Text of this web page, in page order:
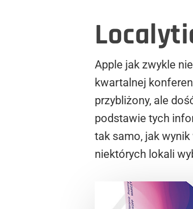
Apple jak zwykle
kwartalnej
przybliżony, ale
podstawie tych
tak samo, jak
niektórych lokali